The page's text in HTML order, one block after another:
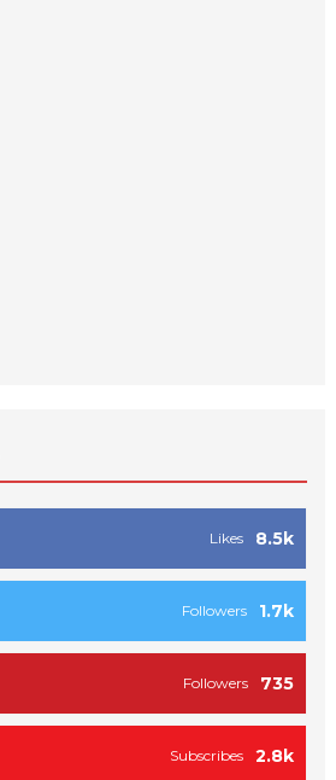
8.5k
Likes
1.7k
Followers
735
Followers
2.8k
Subscribes